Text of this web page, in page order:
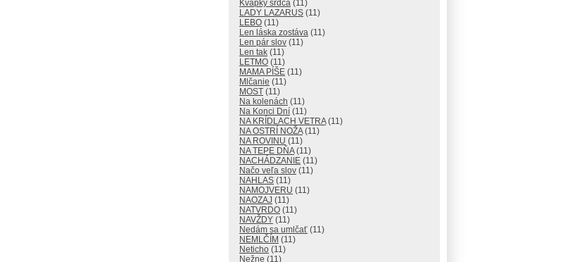
Kvapky srdca (11)
LADY LAZARUS (11)
LEBO (11)
Len láska zostáva (11)
Len pár slov (11)
Len tak (11)
LETMO (11)
MAMA PÍŠE (11)
Mlčanie (11)
MOST (11)
Na kolenách (11)
Na Konci Dní (11)
NA KRÍDLACH VETRA(11)
NA OSTRÍ NOŽA(11)
NA ROVINU (11)
NA TEPE DŇA(11)
NACHÁDZANIE (11)
Načo veľa slov (11)
NAHLAS (11)
NAMOJVERU (11)
NAOZAJ (11)
NATVRDO (11)
NAVŽDY (11)
Nedám sa umlčať (11)
NEMLČÍM (11)
Neticho (11)
Nežne (11)